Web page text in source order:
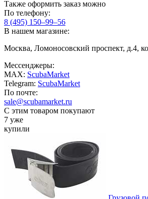
Также оформить заказ можно
По телефону:
8 (495) 150–99–56
В нашем магазине:
Москва, Ломоносовский проспект, д.4,
Мессенджеры:
MAX: ScubaMarket
Telegram: ScubaMarket
По почте:
sale@scubamarket.ru
С этим товаром покупают
7 уже
купили